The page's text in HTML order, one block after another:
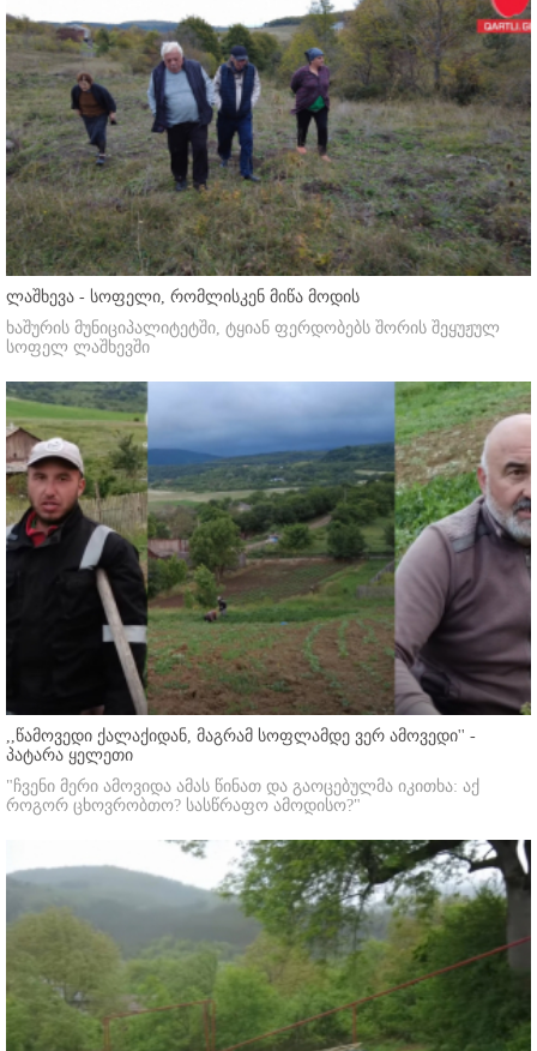
ლაშხევა - სოფელი, რომლისკენ მიწა მოდის
ხაშურის მუნიციპალიტეტში, ტყიან ფერდობებს შორის შეყუჟულ
სოფელ ლაშხევში
,,წამოვედი ქალაქიდან, მაგრამ სოფლამდე ვერ ამოვედი'' -
პატარა ყელეთი
"ჩვენი მერი ამოვიდა ამას წინათ და გაოცებულმა იკითხა: აქ
როგორ ცხოვრობთო? სასწრაფო ამოდისო?"